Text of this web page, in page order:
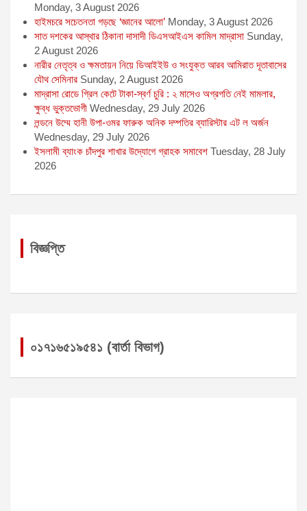
Monday, 3 August 2026
হাইমচরে সচেতনতা গড়ছে ‘জ্ঞানের আলো’ Monday, 3 August 2026
সাত দশকের আস্থার ঠিকানা দাসাদী ডিএসআইএস কামিল মাদ্রাসা Sunday,
2 August 2026
নারীর নেতৃত্ব ও ক্ষমতায়ন নিয়ে ডিআইইউ ও সংযুক্ত আরব আমিরাত দূতাবাসের
যৌথ সেমিনার Sunday, 2 August 2026
মাদ্রাসা রোডে গ্রিল কেটে টাকা-স্বর্ণ চুরি : ২ মাসেও অগ্রগতি নেই মামলার,
ক্ষুব্ধ ভুক্তভোগী Wednesday, 29 July 2026
লন্ডনে উম্মে হানী উপা-ওমর ফারুক অনিক দম্পতির ব্যারিস্টার এট ল অর্জন
Wednesday, 29 July 2026
ইসলামী ব্যাংক চাঁদপুর শাখার উদ্যোগে গ্রাহক সমাবেশ Tuesday, 28 July
2026
বিজ্ঞপ্তি
০১৭১৬৫১৯৫৪১ (বার্তা বিভাগ)